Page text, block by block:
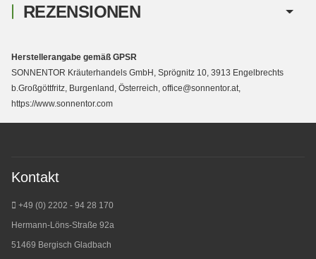
REZENSIONEN
Herstellerangabe gemäß GPSR
SONNENTOR Kräuterhandels GmbH, Sprögnitz 10, 3913 Engelbrechts
b.Großgöttfritz, Burgenland, Österreich, office@sonnentor.at,
https://www.sonnentor.com
Kontakt
+49 (0) 2202 - 94 28 170
Hermann-Löns-Straße 92a
51469 Bergisch Gladbach